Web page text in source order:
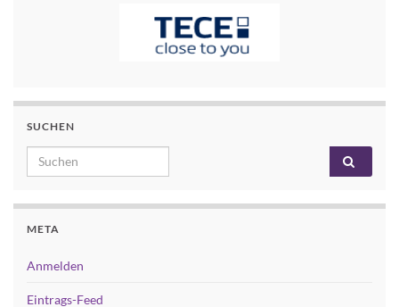
SUCHEN
Search for:
META
Anmelden
Eintrags-Feed